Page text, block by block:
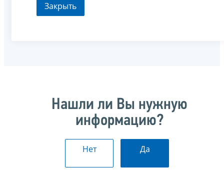
Закрыть
Нашли ли Вы нужную
информацию?
Нет Да